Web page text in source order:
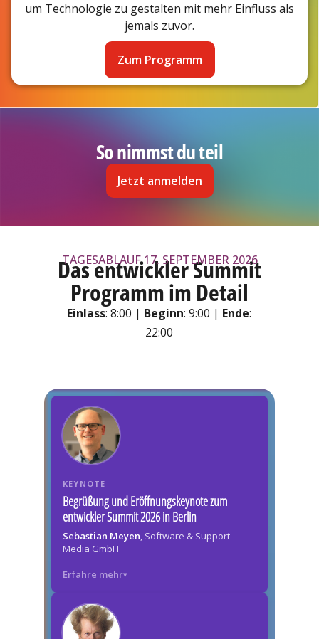
um Technologie zu gestalten mit mehr Einfluss als
jemals zuvor.
Zum Programm
So nimmst du teil
Jetzt anmelden
Das entwickler Summit
Programm im Detail
Einlass: 8:00 | Beginn: 9:00 | Ende:
22:00
KEYNOTE
Begrüßung und Eröffnungskeynote zum
entwickler Summit 2026 in Berlin
Sebastian Meyen , Software & Support
Media GmbH
Erfahre mehr
TAGESABLAUF 17. SEPTEMBER 2026